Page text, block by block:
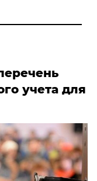
учета для